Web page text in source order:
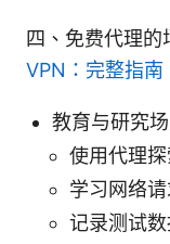
四、免费代理
VPN：完整指南
教育与研究
使用代理
学习网络
记录测试